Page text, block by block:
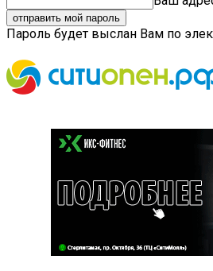
Пароль будет выслан Вам по